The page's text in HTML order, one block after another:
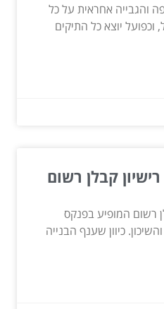
והגבייה אחראית על כל
יוצא כל התיקים
קבלן רשום
רשום המופיע בפנקס
כיוון שענף הבנייה